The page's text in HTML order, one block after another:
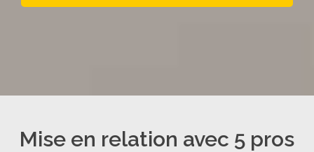
Mise en relation avec 5 pros